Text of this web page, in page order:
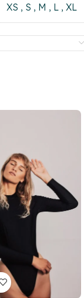
XS , S , M , L , XL